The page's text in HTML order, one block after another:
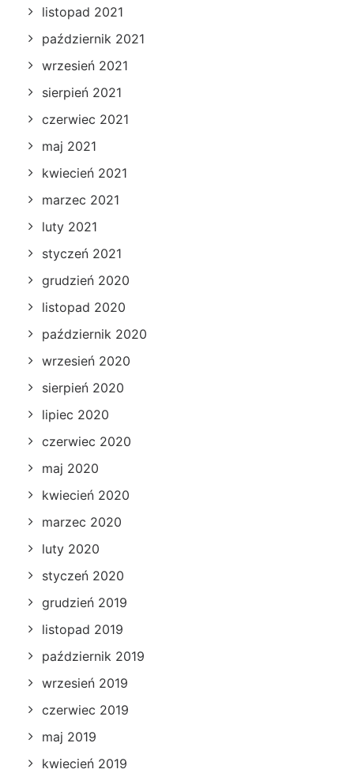
listopad 2021
październik 2021
wrzesień 2021
sierpień 2021
czerwiec 2021
maj 2021
kwiecień 2021
marzec 2021
luty 2021
styczeń 2021
grudzień 2020
listopad 2020
październik 2020
wrzesień 2020
sierpień 2020
lipiec 2020
czerwiec 2020
maj 2020
kwiecień 2020
marzec 2020
luty 2020
styczeń 2020
grudzień 2019
listopad 2019
październik 2019
wrzesień 2019
czerwiec 2019
maj 2019
kwiecień 2019